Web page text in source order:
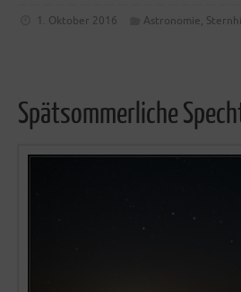
1. Oktober 2016 Astronomie,
Spätsommerliche